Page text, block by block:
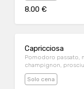
8.00 €
Capricciosa
Pomodoro passato,
champignon,
Solo cena